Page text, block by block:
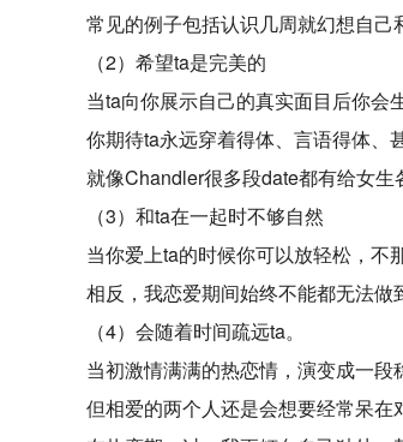
常见的例子包括认识几周就幻想自己
（2）希望ta是完美的
当ta向你展示自己的真实面目后你会
你期待ta永远穿着得体、言语得体、
就像Chandler很多段date都有给女生
（3）和ta在一起时不够自然
当你爱上ta的时候你可以放轻松，不
相反，我恋爱期间始终不能都无法做
（4）会随着时间疏远ta。
当初激情满满的热恋情，演变成一段
但相爱的两个人还是会想要经常呆在